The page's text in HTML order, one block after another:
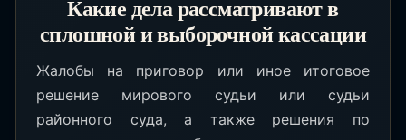
Какие дела рассматривают в
сплошной и выборочной кассации
Жалобы на приговор или иное итоговое
решение мирового судьи или судьи
районного суда, а также решения по